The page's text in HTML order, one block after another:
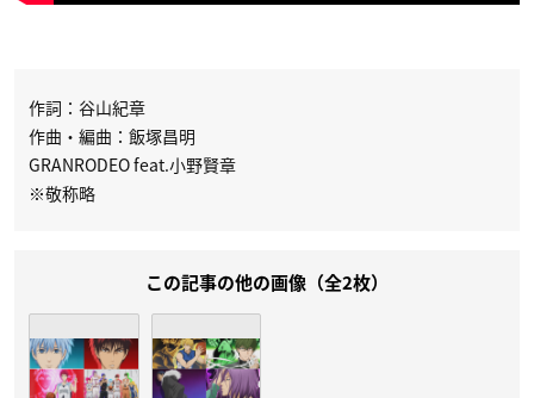
作詞：谷山紀章
作曲・編曲：飯塚昌明
GRANRODEO feat.小野賢章
※敬称略
この記事の他の画像（全2枚）